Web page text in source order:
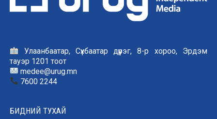
Улаанбаатар, Сүхбаатар дүүрэг, 8-р хороо, Эрдэм
тауэр 1201 тоот
medee@urug.mn
7600 2244
БИДНИЙ ТУХАЙ